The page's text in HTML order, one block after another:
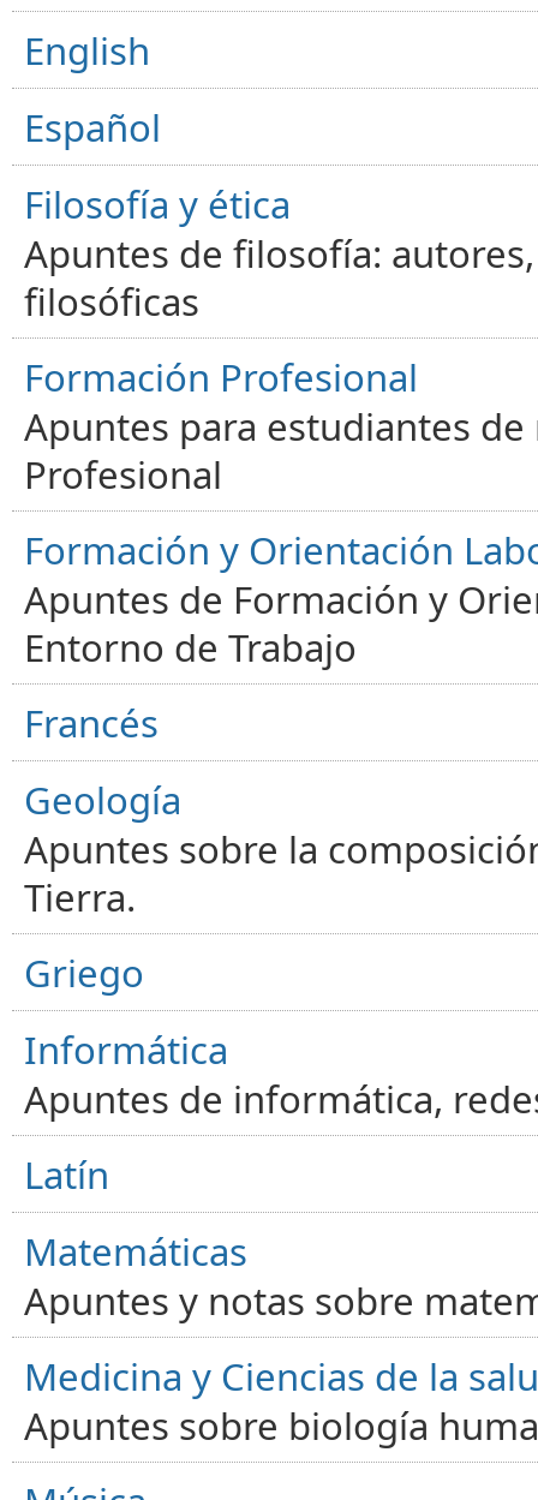
English
Español
Filosofía y ética
Apuntes de filosofía:
filosóficas
Formación Profesional
Apuntes para estudiantes
Profesional
Formación y Orientación
Apuntes de Formación y
Entorno de Trabajo
Francés
Geología
Apuntes sobre la
Tierra.
Griego
Informática
Apuntes de informática,
Latín
Matemáticas
Apuntes y notas sobre
Medicina y Ciencias de la
Apuntes sobre biología